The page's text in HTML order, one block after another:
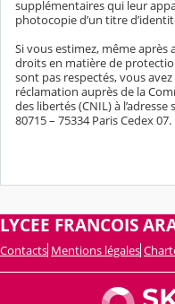
supplémentaires qui leur
photocopie d’un titre
Si vous estimez, même
droits en matière de
sont pas respectés, vous
réclamation auprès de la
des libertés (CNIL) à
80715 – 75334 Paris Cedex 07.
LYCEE FRANCOIS
Contacts Mentions légales